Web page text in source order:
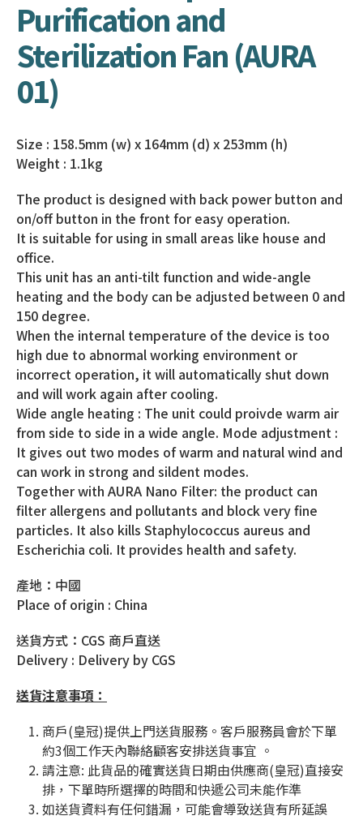
Purification and
Sterilization Fan (AURA
01)
Size : 158.5mm (w) x 164mm (d) x 253mm (h)
Weight : 1.1kg
The product is designed with back power button and
on/off button in the front for easy operation.
It is suitable for using in small areas like house and
office.
This unit has an anti-tilt function and wide-angle
heating and the body can be adjusted between 0 and
150 degree.
When the internal temperature of the device is too
high due to abnormal working environment or
incorrect operation, it will automatically shut down
and will work again after cooling.
Wide angle heating : The unit could proivde warm air
from side to side in a wide angle. Mode adjustment :
It gives out two modes of warm and natural wind and
can work in strong and sildent modes.
Together with AURA Nano Filter: the product can
filter allergens and pollutants and block very fine
particles. It also kills Staphylococcus aureus and
Escherichia coli. It provides health and safety.
產地：中國
Place of origin : China
送貨方式：CGS 商戶直送
Delivery : Delivery by CGS
送貨注意事項：
商戶(皇冠)提供上門送貨服務。客戶服務員會於下單
約3個工作天內聯絡顧客安排送貨事宜 。
請注意: 此貨品的確實送貨日期由供應商(皇冠)直接安
排，下單時所選擇的時間和快遞公司未能作準
如送貨資料有任何錯漏，可能會導致送貨有所延誤